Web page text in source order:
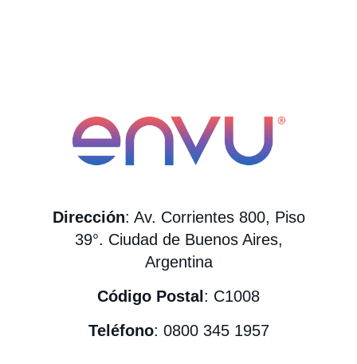
Dirección: Av. Corrientes 800, Piso
39°. Ciudad de Buenos Aires,
Argentina
Código Postal : C1008
Teléfono: 0800 345 1957